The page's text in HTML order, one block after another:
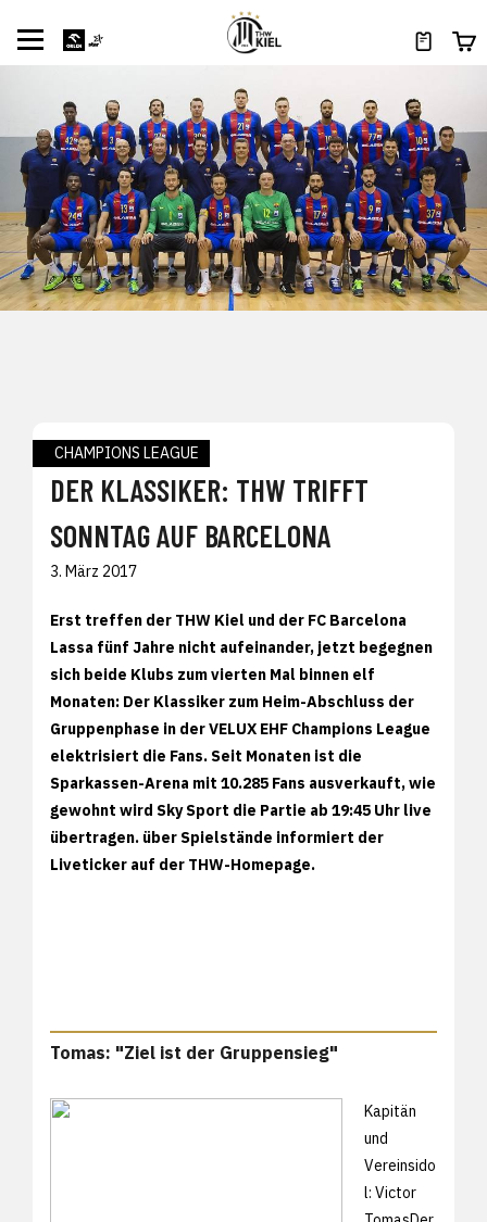
CHAMPIONS LEAGUE
DER KLASSIKER: THW TRIFFT
SONNTAG AUF BARCELONA
3. März 2017
Erst treffen der THW Kiel und der FC Barcelona
Lassa fünf Jahre nicht aufeinander, jetzt begegnen
sich beide Klubs zum vierten Mal binnen elf
Monaten: Der Klassiker zum Heim-Abschluss der
Gruppenphase in der VELUX EHF Champions League
elektrisiert die Fans. Seit Monaten ist die
Sparkassen-Arena mit 10.285 Fans ausverkauft, wie
gewohnt wird Sky Sport die Partie ab 19:45 Uhr live
übertragen. über Spielstände informiert der
Liveticker auf der THW-Homepage.
Tomas: "Ziel ist der Gruppensieg"
Kapitän
und
Vereinsido
l: Victor